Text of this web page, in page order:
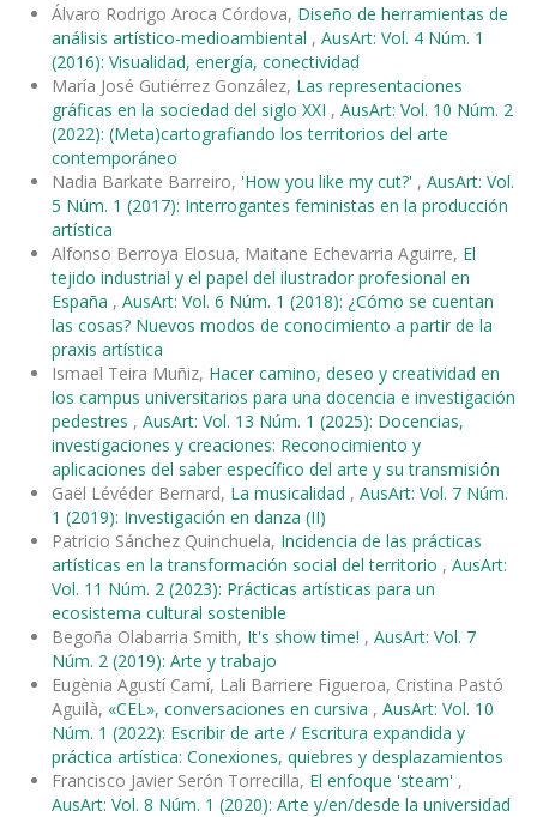
Álvaro Rodrigo Aroca Córdova, Diseño de herramientas de
análisis artístico-medioambiental , AusArt: Vol. 4 Núm. 1
(2016): Visualidad, energía, conectividad
María José Gutiérrez González, Las representaciones
gráficas en la sociedad del siglo XXI , AusArt: Vol. 10 Núm. 2
(2022): (Meta)cartografiando los territorios del arte
contemporáneo
Nadia Barkate Barreiro, 'How you like my cut?' , AusArt: Vol.
5 Núm. 1 (2017): Interrogantes feministas en la producción
artística
Alfonso Berroya Elosua, Maitane Echevarria Aguirre, El
tejido industrial y el papel del ilustrador profesional en
España , AusArt: Vol. 6 Núm. 1 (2018): ¿Cómo se cuentan
las cosas? Nuevos modos de conocimiento a partir de la
praxis artística
Ismael Teira Muñiz, Hacer camino, deseo y creatividad en
los campus universitarios para una docencia e investigación
pedestres , AusArt: Vol. 13 Núm. 1 (2025): Docencias,
investigaciones y creaciones: Reconocimiento y
aplicaciones del saber específico del arte y su transmisión
Gaël Lévéder Bernard, La musicalidad , AusArt: Vol. 7 Núm.
1 (2019): Investigación en danza (II)
Patricio Sánchez Quinchuela, Incidencia de las prácticas
artísticas en la transformación social del territorio , AusArt:
Vol. 11 Núm. 2 (2023): Prácticas artísticas para un
ecosistema cultural sostenible
Begoña Olabarria Smith, It's show time! , AusArt: Vol. 7
Núm. 2 (2019): Arte y trabajo
Eugènia Agustí Camí, Lali Barriere Figueroa, Cristina Pastó
Aguilà, «CEL», conversaciones en cursiva , AusArt: Vol. 10
Núm. 1 (2022): Escribir de arte / Escritura expandida y
práctica artística: Conexiones, quiebres y desplazamientos
Francisco Javier Serón Torrecilla, El enfoque 'steam' ,
AusArt: Vol. 8 Núm. 1 (2020): Arte y/en/desde la universidad